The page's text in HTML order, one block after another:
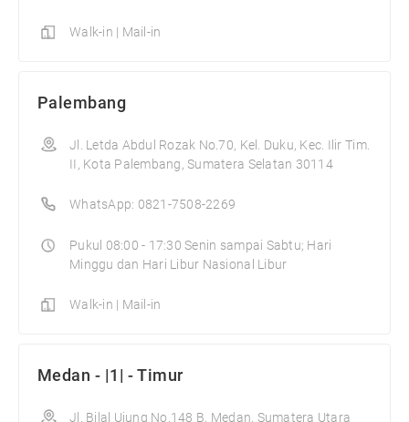
Walk-in | Mail-in
Palembang
Jl. Letda Abdul Rozak No.70, Kel. Duku, Kec. Ilir Tim.
II, Kota Palembang, Sumatera Selatan 30114
WhatsApp: 0821-7508-2269
Pukul 08:00 - 17:30 Senin sampai Sabtu; Hari
Minggu dan Hari Libur Nasional Libur
Walk-in | Mail-in
Medan - |1| - Timur
Jl. Bilal Ujung No.148 B, Medan, Sumatera Utara